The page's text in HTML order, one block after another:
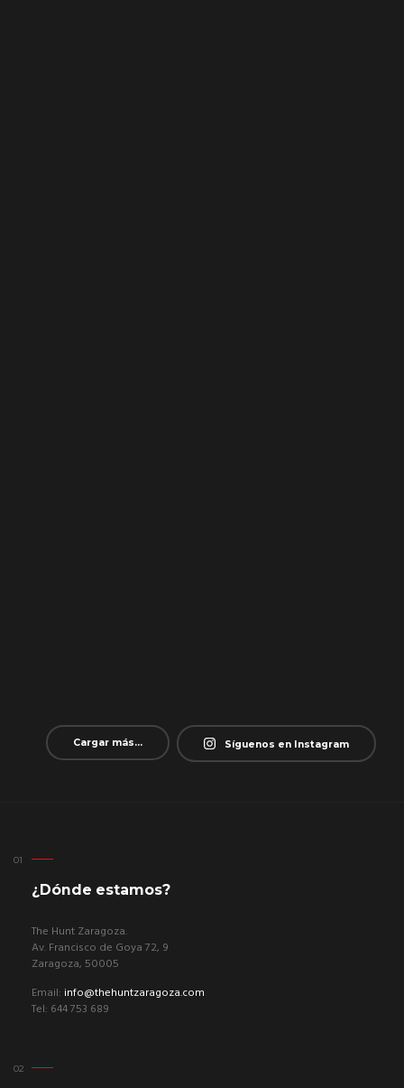
Cargar más... Síguenos en Instagram
¿Dónde estamos?
The Hunt Zaragoza.
Av. Francisco de Goya 72, 9
Zaragoza, 50005
Email: info@thehuntzaragoza.com
Tel: 644 753 689